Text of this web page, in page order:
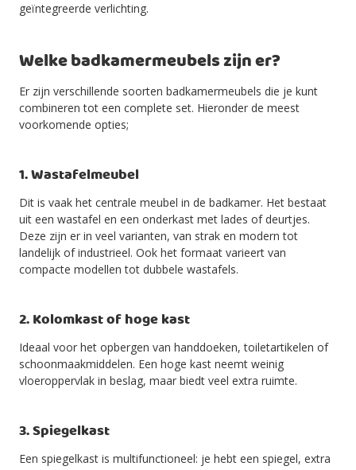
geïntegreerde verlichting.
Welke badkamermeubels zijn er?
Er zijn verschillende soorten badkamermeubels die je kunt
combineren tot een complete set. Hieronder de meest
voorkomende opties;
1. Wastafelmeubel
Dit is vaak het centrale meubel in de badkamer. Het bestaat
uit een wastafel en een onderkast met lades of deurtjes.
Deze zijn er in veel varianten, van strak en modern tot
landelijk of industrieel. Ook het formaat varieert van
compacte modellen tot dubbele wastafels.
2. Kolomkast of hoge kast
Ideaal voor het opbergen van handdoeken, toiletartikelen of
schoonmaakmiddelen. Een hoge kast neemt weinig
vloeroppervlak in beslag, maar biedt veel extra ruimte.
3. Spiegelkast
Een spiegelkast is multifunctioneel: je hebt een spiegel, extra